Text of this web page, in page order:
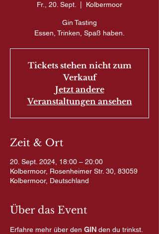
Fr., 20. Sept. Kolbermoor
Gin Tasting
Essen, Trinken, Spaß haben.
Tickets stehen nicht zum
Verkauf
Jetzt andere
Veranstaltungen ansehen
Zeit & Ort
20. Sept. 2024, 18:00 – 20:00
Kolbermoor, Rosenheimer Str. 30, 83059
Kolbermoor, Deutschland
Über das Event
Erfahre mehr über den GIN den du trinkst.